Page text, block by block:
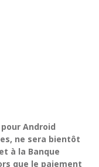
Android
ne sera bientôt
à la Banque
que le paiement